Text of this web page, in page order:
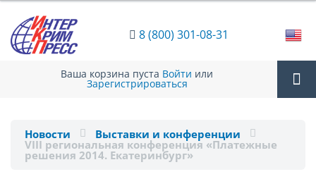
8 (800) 301-08-31
Ваша корзина пуста Войти или
Зарегистрироваться
Новости Выставки и конференции
VIII региональная конференция «Платежные
решения 2014. Екатеринбург»